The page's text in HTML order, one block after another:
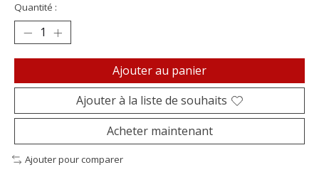
Quantité :
Ajouter au panier
Ajouter à la liste de souhaits
Acheter maintenant
Ajouter pour comparer